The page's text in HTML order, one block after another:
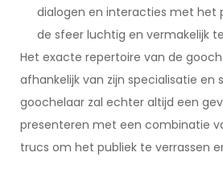
dialogen en interacties met het
de sfeer luchtig en vermakelijk
Het exacte repertoire van de
afhankelijk van zijn specialisatie en
goochelaar zal echter altijd een
presenteren met een combinatie
trucs om het publiek te verrassen